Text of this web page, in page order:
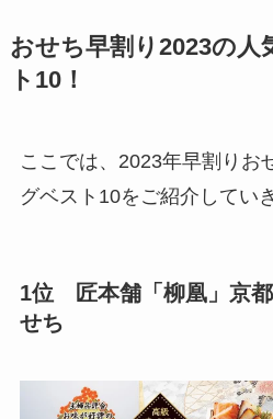
おせち早割り2023の人
ト10！
ここでは、2023年早割りお
グベスト10をご紹介してい
1位 匠本舗「柳凰」京
せち